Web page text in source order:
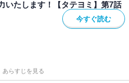
いたします！【タテヨミ】第7話
今すぐ読む
あらすじを見る